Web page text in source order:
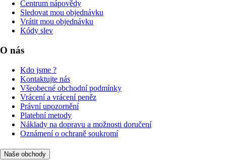
Centrum nápovědy
Sledovat mou objednávku
Vrátit mou objednávku
Kódy slev
O nás
Kdo jsme ?
Kontaktujte nás
Všeobecné obchodní podmínky
Vrácení a vrácení peněz
Právní upozornění
Platební metody
Náklady na dopravu a možnosti doručení
Oznámení o ochraně soukromí
Naše obchody